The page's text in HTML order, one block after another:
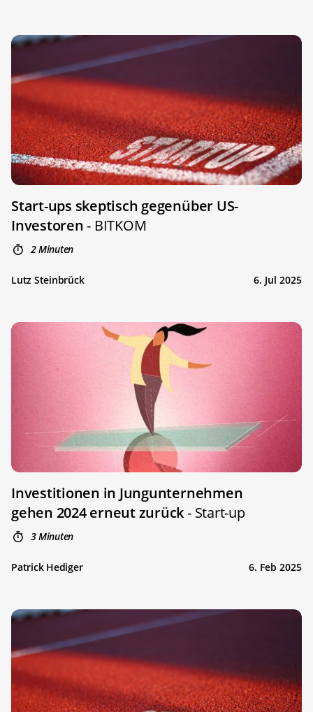
Start-ups skeptisch gegenüber US-
Investoren- BITKOM
2 Minuten
Lutz Steinbrück 6. Jul 2025
Investitionen in Jungunternehmen
gehen 2024 erneut zurück- Start-up
3 Minuten
Patrick Hediger 6. Feb 2025